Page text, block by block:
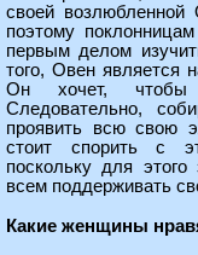
своей возлюбленной
поэтому
первым делом
того, Овен является
Он хочет, чтобы
Следовательно,
проявить всю свою
стоит спорить с
поскольку для
всем поддерживать
Какие женщины